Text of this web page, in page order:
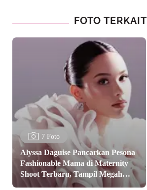
FOTO TERKAIT
7 Foto
Alyssa Daguise Pancarkan Pesona
Fashionable Mama di Maternity
Shoot Terbaru, Tampil Megah
dengan Ruffle Gown